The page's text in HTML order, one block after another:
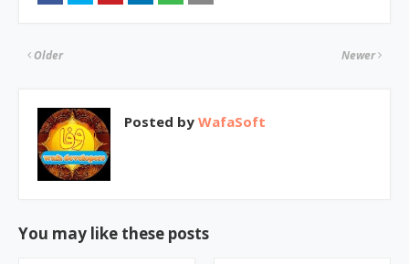
Newer
Older
Posted by WafaSoft
You may like these posts